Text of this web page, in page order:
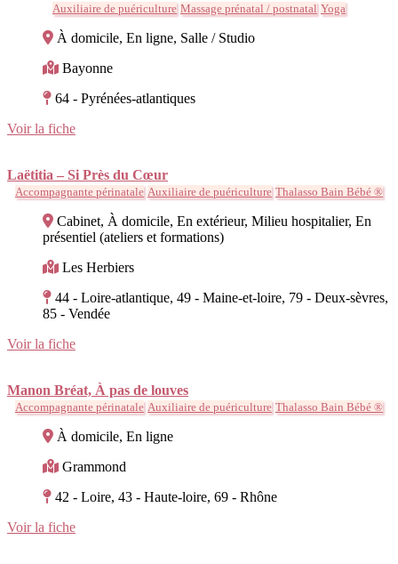
Auxiliaire de puériculture Massage prénatal / postnatal Yoga
À domicile, En ligne, Salle / Studio
Bayonne
64 - Pyrénées-atlantiques
Voir la fiche
Laëtitia – Si Près du Cœur
Accompagnante périnatale Auxiliaire de puériculture Thalasso Bain Bébé ®
Cabinet, À domicile, En extérieur, Milieu hospitalier, En
présentiel (ateliers et formations)
Les Herbiers
44 - Loire-atlantique, 49 - Maine-et-loire, 79 - Deux-sèvres,
85 - Vendée
Voir la fiche
Manon Bréat, À pas de louves
Accompagnante périnatale Auxiliaire de puériculture Thalasso Bain Bébé ®
À domicile, En ligne
Grammond
42 - Loire, 43 - Haute-loire, 69 - Rhône
Voir la fiche